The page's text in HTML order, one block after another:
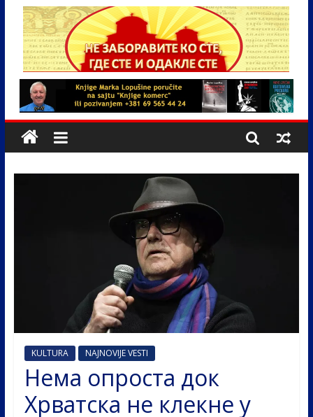
KULTURA NAJNOVIJE VESTI
Нема опроста док
Хрватска не клекне у